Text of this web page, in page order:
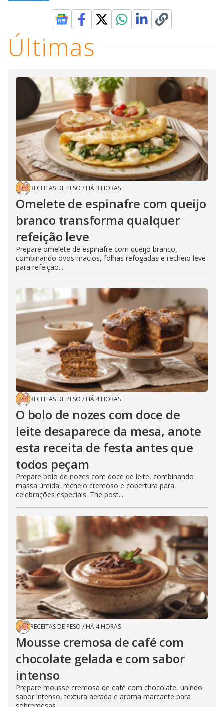
Últimas
RECEITAS DE PESO / HÁ 3 HORAS
Omelete de espinafre com queijo
branco transforma qualquer
refeição leve
Prepare omelete de espinafre com queijo branco,
combinando ovos macios, folhas refogadas e recheio leve
para refeição...
RECEITAS DE PESO / HÁ 4 HORAS
O bolo de nozes com doce de
leite desaparece da mesa, anote
esta receita de festa antes que
todos peçam
Prepare bolo de nozes com doce de leite, combinando
massa úmida, recheio cremoso e cobertura para
celebrações especiais. The post...
RECEITAS DE PESO / HÁ 4 HORAS
Mousse cremosa de café com
chocolate gelada e com sabor
intenso
Prepare mousse cremosa de café com chocolate, unindo
sabor intenso, textura aerada e aroma marcante para